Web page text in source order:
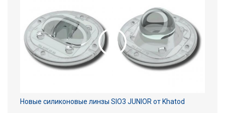
Новые силиконовые линзы SIO3 JUNIOR от Khatod